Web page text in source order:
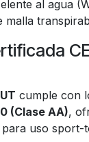
al agua
malla
cumple con
(Clase AA),
uso sport-